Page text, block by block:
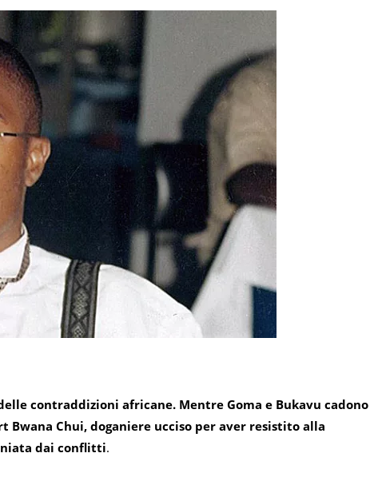
contraddizioni africane. Mentre Goma e Bukavu cadono
Chui, doganiere ucciso per aver resistito alla
dai conflitti.